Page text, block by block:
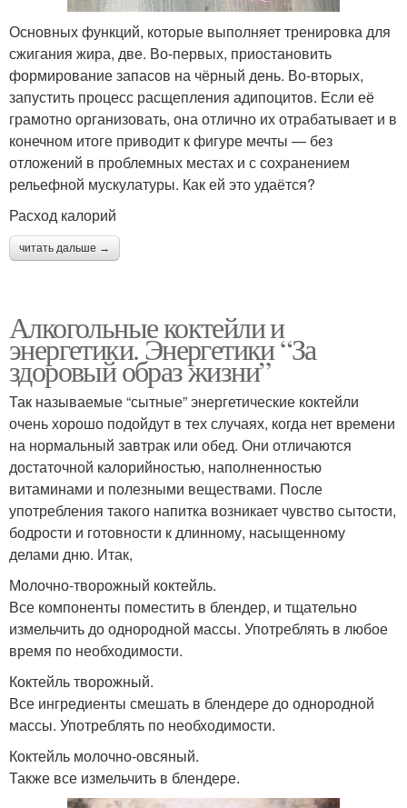
Основных функций, которые выполняет тренировка для
сжигания жира, две. Во-первых, приостановить
формирование запасов на чёрный день. Во-вторых,
запустить процесс расщепления адипоцитов. Если её
грамотно организовать, она отлично их отрабатывает и в
конечном итоге приводит к фигуре мечты — без
отложений в проблемных местах и с сохранением
рельефной мускулатуры. Как ей это удаётся?
Расход калорий
читать дальше →
Алкогольные коктейли и
энергетики. Энергетики “За
здоровый образ жизни”
Так называемые “сытные” энергетические коктейли
очень хорошо подойдут в тех случаях, когда нет времени
на нормальный завтрак или обед. Они отличаются
достаточной калорийностью, наполненностью
витаминами и полезными веществами. После
употребления такого напитка возникает чувство сытости,
бодрости и готовности к длинному, насыщенному
делами дню. Итак,
Молочно-творожный коктейль.
Все компоненты поместить в блендер, и тщательно
измельчить до однородной массы. Употреблять в любое
время по необходимости.
Коктейль творожный.
Все ингредиенты смешать в блендере до однородной
массы. Употреблять по необходимости.
Коктейль молочно-овсяный.
Также все измельчить в блендере.